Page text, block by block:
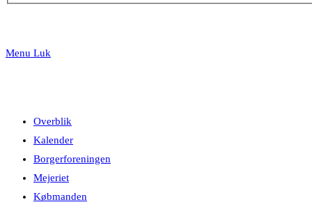
Menu Luk
Overblik
Kalender
Borgerforeningen
Mejeriet
Købmanden